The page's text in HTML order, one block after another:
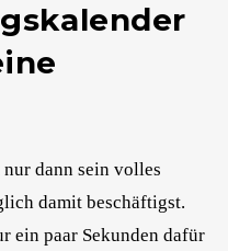
dann sein volles
damit beschäftigst.
ein paar Sekunden dafür